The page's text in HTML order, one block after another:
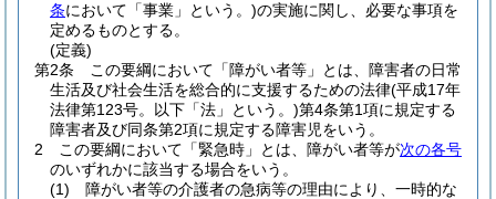
条において「事業」という。)の実施に関し、必要な事項を
定めるものとする。
(定義)
第2条
この要綱において「障がい者等」とは、障害者の日常
生活及び社会生活を総合的に支援するための法律(平成17年
法律第123号。以下「法」という。)第4条第1項に規定する
障害者及び同条第2項に規定する障害児をいう。
2
この要綱において「緊急時」とは、障がい者等が次の各号
のいずれかに該当する場合をいう。
(1)
障がい者等の介護者の急病等の理由により、一時的な